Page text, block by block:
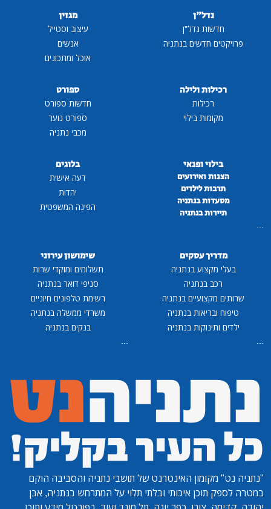
נדל"ן
חדשות נדל"ן
פרויקטים חדשים בנתניה
מגזין
עיצוב וסטייל
אנשים
אוכל ומתכונים
רכילות ולילה
רכילות
מקומות בילוי
ספורט
חדשות ספורט
ספורט נוער
מכבי נתניה
בילוי ופנאי
הצגות ואירועים
תרבות לילדים
מסעדות בנתניה
תיירות בנתניה
בלוגים
דעה אישית
יהדות
הפינה המשפטית
מדריך עסקים
בעלי מקצוע בנתניה
רכב בנתניה
שרותים מקצועיים בנתניה
טיפוח ובריאות בנתניה
ילדים ותינוקות בנתניה
שימושון עירוני
תשלומים ומוקדי שרות
סניפי דואר בנתניה
רשימת טלפונים חיוניים
משרדי ממשלה בנתניה
בנקים בנתניה
"נתניה נט" מקומון האינטרנט של תושבי נתניה והסביבה הוקם
במטרה לספק תוכן איכותי ובלתי תלוי על המתרחש בנתניה, אבן